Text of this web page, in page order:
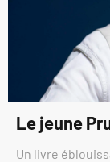
Le jeune
Un livre